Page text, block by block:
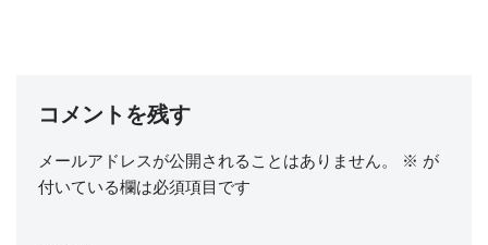
コメントを残す
メールアドレスが公開されることはありません。 ※ が
付いている欄は必須項目です